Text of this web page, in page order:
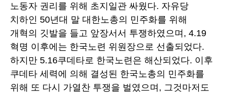
노동자 권리를 위해 초지일관 싸웠다. 자유당
치하인 50년대 말 대한노총의 민주화를 위해
개혁의 깃발을 들고 앞장서서 투쟁하였으며, 4.19
혁명 이후에는 한국노련 위원장으로 선출되었다.
하지만 5.16쿠데타로 한국노련은 해산되었다. 이후
쿠데타 세력에 의해 결성된 한국노총의 민주화를
위해 또 다시 가열찬 투쟁을 벌였으며, 그것마저도